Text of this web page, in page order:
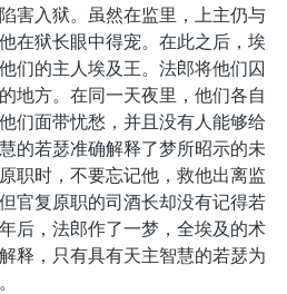
害入狱。虽然在监里，上主仍与
在狱长眼中得宠。在此之后，埃
们的主人埃及王。法郎将他们囚
地方。在同一天夜里，他们各自
们面带忧愁，并且没有人能够给
的若瑟准确解释了梦所昭示的未
职时，不要忘记他，救他出离监
官复原职的司酒长却没有记得若
后，法郎作了一梦，全埃及的术
释，只有具有天主智慧的若瑟为